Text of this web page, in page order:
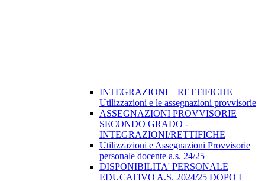
INTEGRAZIONI – RETTIFICHE
Utilizzazioni e le assegnazioni provvisorie
ASSEGNAZIONI PROVVISORIE
SECONDO GRADO -
INTEGRAZIONI/RETTIFICHE
Utilizzazioni e Assegnazioni Provvisorie
personale docente a.s. 24/25
DISPONIBILITA' PERSONALE
EDUCATIVO A.S. 2024/25 DOPO I